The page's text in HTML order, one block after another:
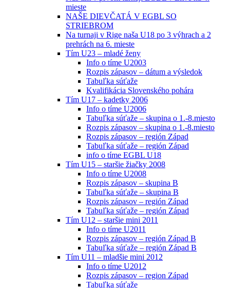
mieste
NAŠE DIEVČATÁ V EGBL SO
STRIEBROM
Na turnaji v Rige naša U18 po 3 výhrach a 2
prehrách na 6. mieste
Tím U23 – mladé ženy
Info o tíme U2003
Rozpis zápasov – dátum a výsledok
Tabuľka súťaže
Kvalifikácia Slovenského pohára
Tím U17 – kadetky 2006
Info o tíme U2006
Tabuľka súťaže – skupina o 1.-8.miesto
Rozpis zápasov – skupina o 1.-8.miesto
Rozpis zápasov – región Západ
Tabuľka súťaže – región Západ
info o tíme EGBL U18
Tím U15 – staršie žiačky 2008
Info o tíme U2008
Rozpis zápasov – skupina B
Tabuľka súťaže – skupina B
Rozpis zápasov – región Západ
Tabuľka súťaže – región Západ
Tím U12 – staršie mini 2011
Info o tíme U2011
Rozpis zápasov – región Západ B
Tabuľka súťaže – región Západ B
Tím U11 – mladšie mini 2012
Info o tíme U2012
Rozpis zápasov – region Západ
Tabuľka súťaže